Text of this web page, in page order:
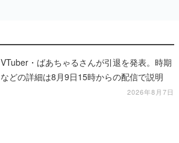
VTuber・ばあちゃるさんが引退を発表。時期
などの詳細は8月9日15時からの配信で説明
2026年8月7日